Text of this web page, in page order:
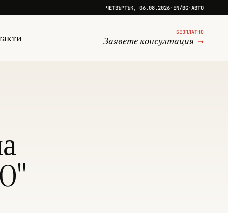
ЧЕТВЪРТЪК, 06.08.2026· EN/BG·АВТО
БЕЗПЛАТНО
Заявете консултация →